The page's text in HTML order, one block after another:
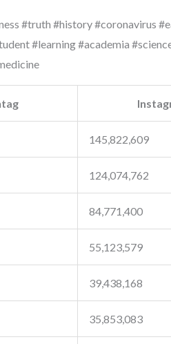
#truth #history #coronavirus
#learning #academia
145,822,609
124,074,762
84,771,400
55,123,579
39,438,168
35,853,083